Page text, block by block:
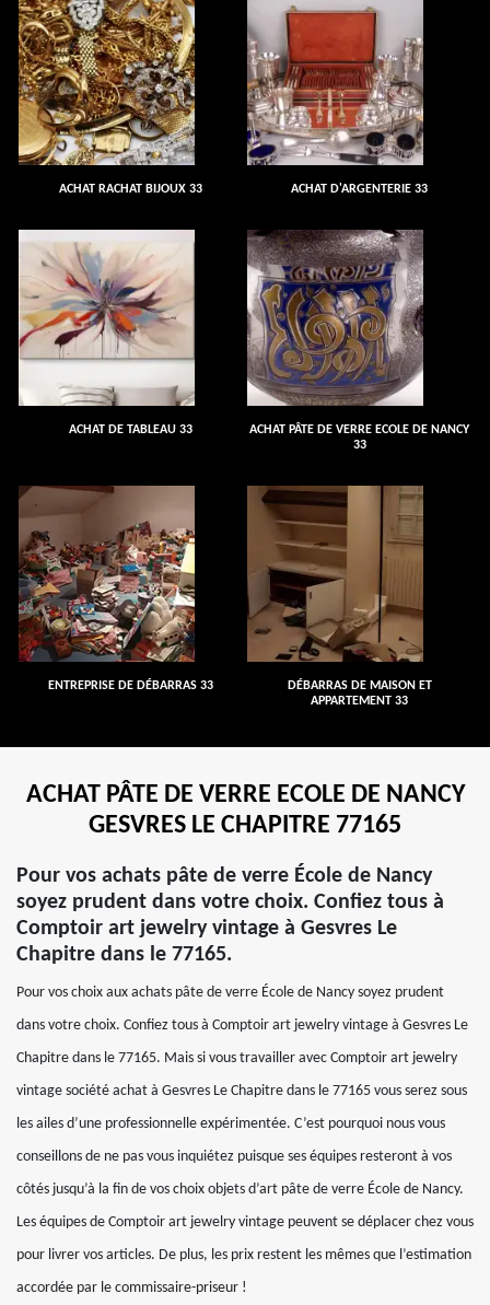
ACHAT RACHAT BIJOUX 33 ACHAT D'ARGENTERIE 33
ACHAT DE TABLEAU 33
ACHAT PÂTE DE VERRE ECOLE DE NANCY
33
ENTREPRISE DE DÉBARRAS 33
DÉBARRAS DE MAISON ET
APPARTEMENT 33
ACHAT PÂTE DE VERRE ECOLE DE NANCY
GESVRES LE CHAPITRE 77165
Pour vos achats pâte de verre École de Nancy
soyez prudent dans votre choix. Confiez tous à
Comptoir art jewelry vintage à Gesvres Le
Chapitre dans le 77165.
Pour vos choix aux achats pâte de verre École de Nancy soyez prudent
dans votre choix. Confiez tous à Comptoir art jewelry vintage à Gesvres Le
Chapitre dans le 77165. Mais si vous travailler avec Comptoir art jewelry
vintage société achat à Gesvres Le Chapitre dans le 77165 vous serez sous
les ailes d’une professionnelle expérimentée. C’est pourquoi nous vous
conseillons de ne pas vous inquiétez puisque ses équipes resteront à vos
côtés jusqu’à la fin de vos choix objets d’art pâte de verre École de Nancy.
Les équipes de Comptoir art jewelry vintage peuvent se déplacer chez vous
pour livrer vos articles. De plus, les prix restent les mêmes que l’estimation
accordée par le commissaire-priseur !